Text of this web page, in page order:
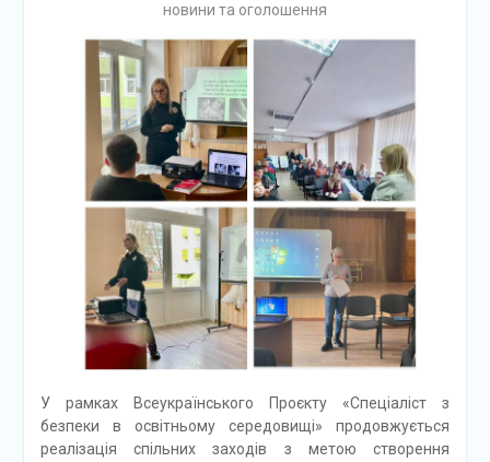
новини та оголошення
У рамках Всеукраїнського Проєкту «Спеціаліст з
безпеки в освітньому середовищі» продовжується
реалізація спільних заходів з метою створення